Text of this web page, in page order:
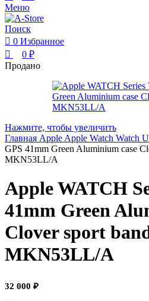
Меню
Поиск
0 Избранное
0 ₽
Продано
Нажмите, чтобы увеличить
Главная Apple Apple Watch Watch
GPS 41mm Green Aluminium case
MKN53LL/A
Apple WATCH
41mm Green
Clover sport
MKN53LL/A
32 000 ₽